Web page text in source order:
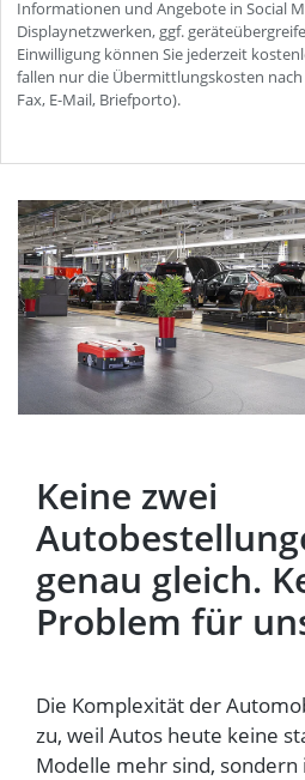
Keine zwei
genau gleich.
Problem für
Die Komplexität der
zu, weil Autos heute keine
Modelle mehr sind, sondern